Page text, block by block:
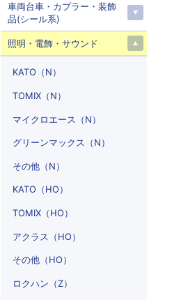
車両台車・カプラー・装飾
品(シール系)
照明・電飾・サウンド
KATO（N）
TOMIX（N）
マイクロエース（N）
グリーンマックス（N）
その他（N）
KATO（HO）
TOMIX（HO）
アクラス（HO）
その他（HO）
ロクハン（Z）